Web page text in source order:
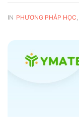
IN PHƯƠNG PHÁP HỌC,